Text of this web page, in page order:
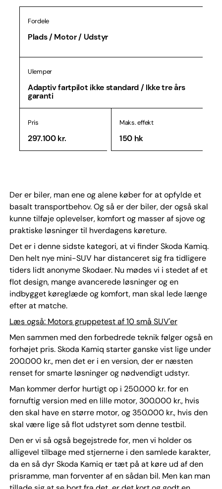
Fordele
Plads / Motor / Udstyr
Ulemper
Adaptiv fartpilot ikke standard / Ikke tre års
garanti
Pris
297.100 kr.
Maks. effekt
150 hk
Der er biler, man ene og alene køber for at opfylde et
basalt transportbehov. Og så er der biler, der også skal
kunne tilføje oplevelser, komfort og masser af sjove og
praktiske løsninger til hverdagens køreture.
Det er i denne sidste kategori, at vi finder Skoda Kamiq.
Den helt nye mini-SUV har distanceret sig fra tidligere
tiders lidt anonyme Skodaer. Nu mødes vi i stedet af et
flot design, mange avancerede løsninger og en
indbygget køreglæde og komfort, man skal lede længe
efter at matche.
Læs også: Motors gruppetest af 10 små SUV'er
Men sammen med den forbedrede teknik følger også en
forhøjet pris. Skoda Kamiq starter ganske vist lige under
200.000 kr., men det er i en version, der er næsten
renset for smarte løsninger og nødvendigt udstyr.
Man kommer derfor hurtigt op i 250.000 kr. for en
fornuftig version med en lille motor, 300.000 kr., hvis
den skal have en større motor, og 350.000 kr., hvis den
skal være lige så flot udstyret som denne testbil.
Den er vi så også begejstrede for, men vi holder os
alligevel tilbage med stjernerne i den samlede karakter,
da en så dyr Skoda Kamiq er tæt på at køre ud af den
prisramme, man forventer af en sådan bil. Men kan man